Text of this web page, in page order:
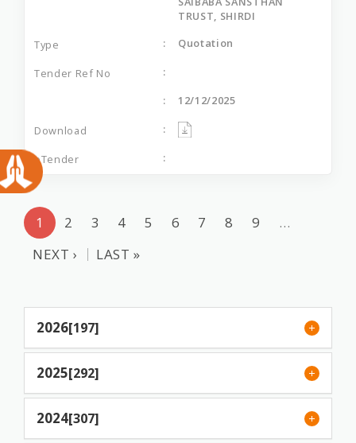
TRUST, SHIRDI
Quotation
12/12/2025
1 2 3 4 5 6 7 8 9
…
NEXT ›
LAST »
2026[197]
2025[292]
2024[307]